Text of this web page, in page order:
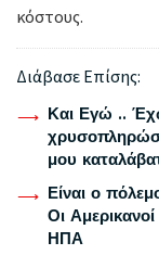
κόστους.
Διάβασε Επίσης:
Και Εγώ ..
μου
Είναι ο
Οι
ΗΠΑ